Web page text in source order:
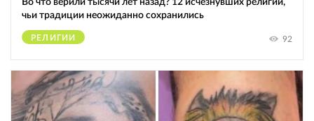
чьи традиции неожиданно сохранились
РЕЛИГИИ 92